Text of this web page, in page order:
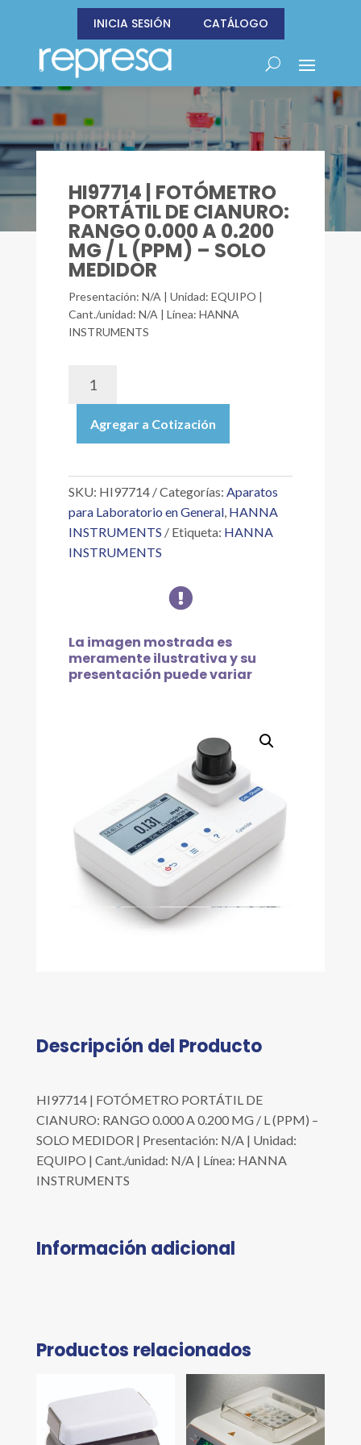
INICIA SESIÓN CATÁLOGO
HI97714 | FOTÓMETRO
PORTÁTIL DE CIANURO:
RANGO 0.000 A 0.200
MG / L (PPM) – SOLO
MEDIDOR
Presentación: N/A | Unidad: EQUIPO |
Cant./unidad: N/A | Línea: HANNA
INSTRUMENTS
PORTÁTIL
DE
RANGO
A
0.200
MG
SOLO
MEDIDOR
Agregar a Cotización
SKU: HI97714 Categorías: Aparatos
para Laboratorio en General, HANNA
INSTRUMENTS
Etiqueta: HANNA
INSTRUMENTS

La imagen mostrada es
meramente ilustrativa y su
presentación puede variar
Descripción del Producto
HI97714 | FOTÓMETRO PORTÁTIL DE
CIANURO: RANGO 0.000 A 0.200 MG / L (PPM) –
SOLO MEDIDOR | Presentación: N/A | Unidad:
EQUIPO | Cant./unidad: N/A | Línea: HANNA
INSTRUMENTS
Información adicional
Productos relacionados